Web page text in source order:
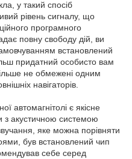
у такий спосіб
рівень сигналу, що
програмного
повну свободу дій, ви
встановлений
придатний особисто вам
не обмежені одним
навігаторів.
автомагнітолі є якісне
з акустичною системою
яке можна порівняти
був встановлений чип
себе серед